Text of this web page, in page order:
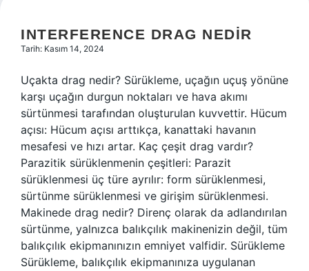
INTERFERENCE DRAG NEDIR
Tarih: Kasım 14, 2024
Uçakta drag nedir? Sürükleme, uçağın uçuş yönüne
karşı uçağın durgun noktaları ve hava akımı
sürtünmesi tarafından oluşturulan kuvvettir. Hücum
açısı: Hücum açısı arttıkça, kanattaki havanın
mesafesi ve hızı artar. Kaç çeşit drag vardır?
Parazitik sürüklenmenin çeşitleri: Parazit
sürüklenmesi üç türe ayrılır: form sürüklenmesi,
sürtünme sürüklenmesi ve girişim sürüklenmesi.
Makinede drag nedir? Direnç olarak da adlandırılan
sürtünme, yalnızca balıkçılık makinenizin değil, tüm
balıkçılık ekipmanınızın emniyet valfidir. Sürükleme
Sürükleme, balıkçılık ekipmanınıza uygulanan